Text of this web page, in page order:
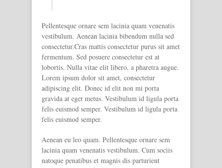
Pellentesque ornare sem lacinia quam venenatis
vestibulum. Aenean lacinia bibendum nulla sed
consectetur.Cras mattis consectetur purus sit amet
fermentum. Sed posuere consectetur est at
lobortis. Nulla vitae elit libero, a pharetra augue.
Lorem ipsum dolor sit amet, consectetur
adipiscing elit. Donec id elit non mi porta
gravida at eget metus. Vestibulum id ligula porta
felis euismod semper. Vestibulum id ligula porta
felis euismod semper.
Aenean eu leo quam. Pellentesque ornare sem
lacinia quam venenatis vestibulum. Cum sociis
natoque penatibus et magnis dis parturient